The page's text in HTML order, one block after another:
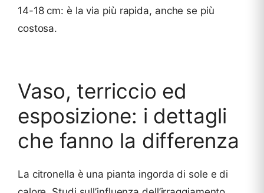
14-18 cm: è la via più rapida, anche se più
costosa.
Vaso, terriccio ed
esposizione: i dettagli
che fanno la differenza
La citronella è una pianta ingorda di sole e di